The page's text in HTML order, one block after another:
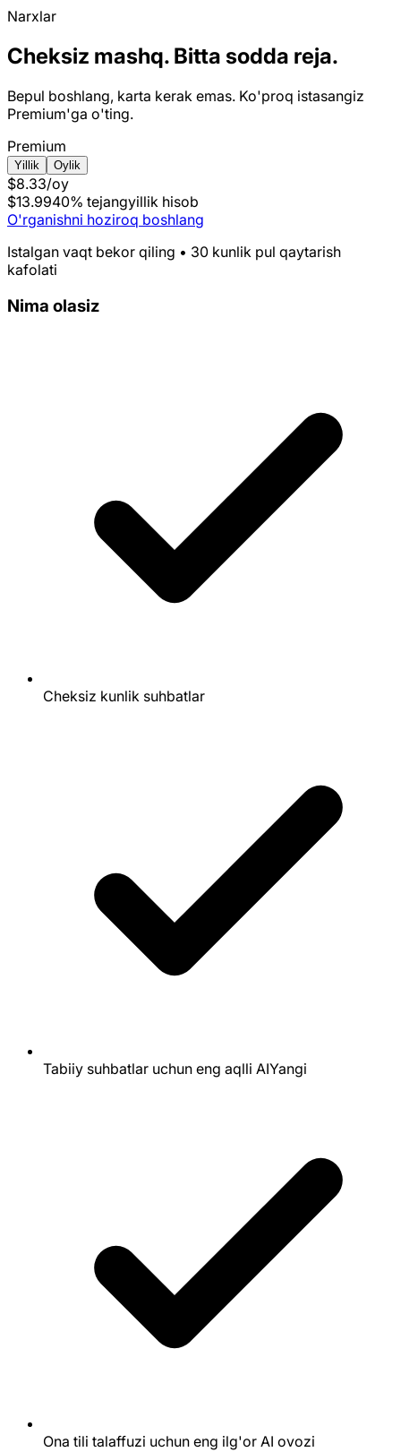
Narxlar
Cheksiz mashq. Bitta sodda reja.
Bepul boshlang, karta kerak emas. Ko'proq istasangiz
Premium'ga o'ting.
Premium
Yillik Oylik
$8.33/oy
$13.9940% tejangyillik hisob
O'rganishni hoziroq boshlang
Istalgan vaqt bekor qiling • 30 kunlik pul qaytarish
kafolati
Nima olasiz
Cheksiz kunlik suhbatlar
Tabiiy suhbatlar uchun eng aqlli AIYangi
Ona tili talaffuzi uchun eng ilg'or AI ovozi